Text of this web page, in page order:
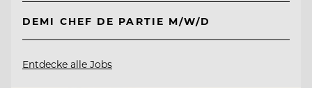
DEMI CHEF DE PARTIE M/W/D
Entdecke alle Jobs